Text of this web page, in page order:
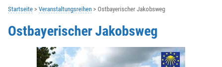
Startseite Veranstaltungsreihen Ostbayerischer Jakobsweg
Ostbayerischer Jakobsweg